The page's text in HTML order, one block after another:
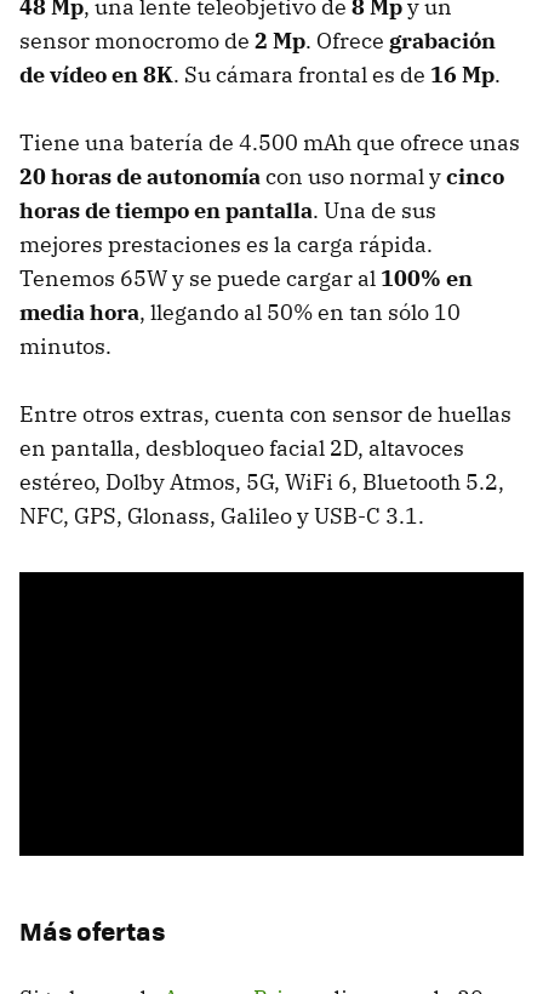
48 Mp, una lente teleobjetivo de 8 Mpy un
sensor monocromo de 2 Mp. Ofrece grabación
de vídeo en 8K. Su cámara frontal es de 16 Mp.
Tiene una batería de 4.500 mAh que ofrece unas
20 horas de autonomíacon uso normal ycinco
horas de tiempo en pantalla. Una de sus
mejores prestaciones es la carga rápida.
Tenemos 65W y se puede cargar al 100% en
media hora, llegando al 50% en tan sólo 10
minutos.
Entre otros extras, cuenta con sensor de huellas
en pantalla, desbloqueo facial 2D, altavoces
estéreo, Dolby Atmos, 5G, WiFi 6, Bluetooth 5.2,
NFC, GPS, Glonass, Galileo y USB-C 3.1.
Más ofertas